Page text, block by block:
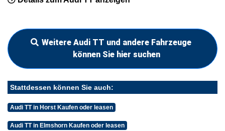
Weitere Audi TT und andere Fahrzeuge
können Sie hier suchen
Stattdessen können Sie auch:
Audi TT in Horst Kaufen oder leasen
Audi TT in Elmshorn Kaufen oder leasen